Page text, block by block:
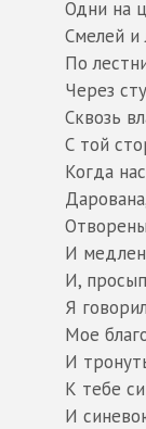
Одни на
Смелей и
По
Через
Сквозь
С той
Когда
И
И,
Я
Мое
И
К тебе
И